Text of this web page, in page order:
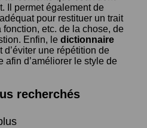
Il permet également de
pour restituer un trait
etc. de la chose, de
Enfin, le dictionnaire
d’éviter une répétition de
afin d’améliorer le style de
recherchés